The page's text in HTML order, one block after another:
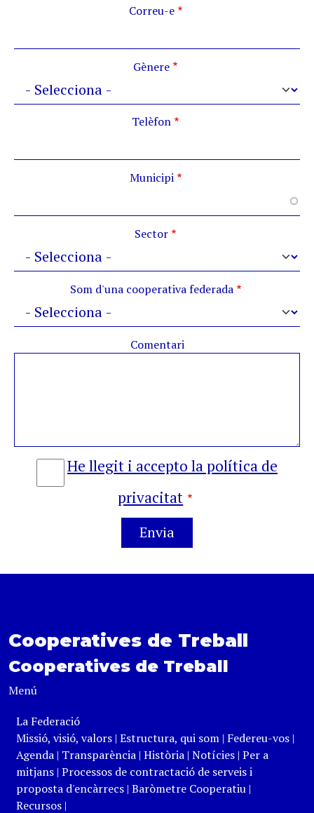
Correu-e
Gènere
Telèfon
Municipi
Sector
Som d'una cooperativa federada
Comentari
He llegit i accepto la política de
privacitat
Cooperatives de Treball
Cooperatives de Treball
Menú
La Federació
Missió, visió, valors| Estructura, qui som| Federeu-vos|
Agenda | Transparència| Història| Notícies | Per a
mitjans| Processos de contractació de serveis i
proposta d'encàrrecs| Baròmetre Cooperatiu|
Recursos|